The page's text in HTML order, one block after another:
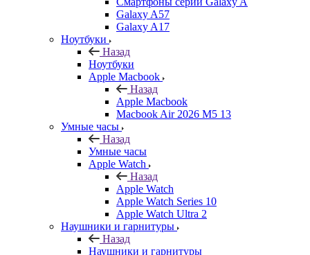
Galaxy A57
Galaxy A17
Ноутбуки
Назад
Ноутбуки
Apple Macbook
Назад
Apple Macbook
Macbook Air 2026 M5 13
Умные часы
Назад
Умные часы
Apple Watch
Назад
Apple Watch
Apple Watch Series 10
Apple Watch Ultra 2
Наушники и гарнитуры
Назад
Наушники и гарнитуры